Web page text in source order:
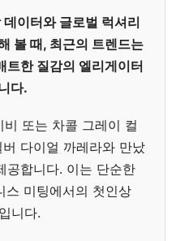
이터와 글로벌 럭셔리
볼 때, 최근의 트렌드는
트한 질감의 엘리게이터
다.
비 또는 차콜 그레이 컬
다이얼 까레라와 만났
공합니다. 이는 단순한
스 미팅에서의 첫인상
니다.